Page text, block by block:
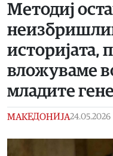
Методиј
историјата,
вложуваме
младите
МАКЕДОНИЈА24.05.2026